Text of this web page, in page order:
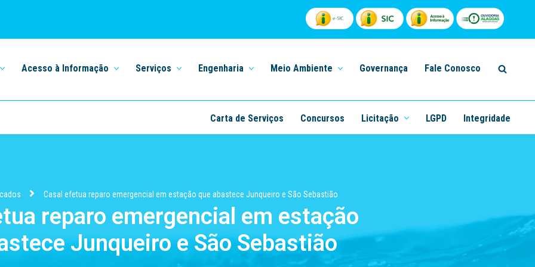
Acesso à Informação Serviços Engenharia Meio Ambiente Governança Fale Conosco
Carta de Serviços Concursos Licitação LGPD Integridade
Casal efetua reparo emergencial em estação que abastece Junqueiro e São Sebastião
reparo emergencial em estação
Junqueiro e São Sebastião